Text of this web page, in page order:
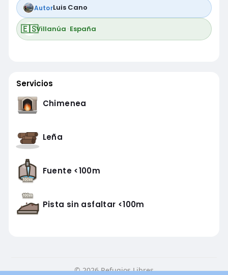
AutorLuis Cano
🇪🇸Villanúa ·España
Servicios
Chimenea
Leña
Fuente <100m
Pista sin asfaltar <100m
© 2026 Refugios Libres